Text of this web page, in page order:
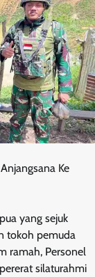
Ke
yang sejuk
tokoh pemuda
ramah, Personel
silaturahmi